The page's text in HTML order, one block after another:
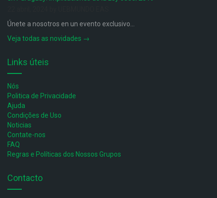
Únete a nosotros en un evento exclusivo...
Veja todas as novidades →
Links úteis
Nós
Politica de Privacidade
Ajuda
Condições de Uso
Noticias
Contate-nos
FAQ
Regras e Políticas dos Nossos Grupos
Contacto